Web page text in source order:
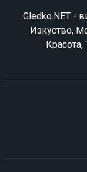
Gledko.NET -
Изкуство,